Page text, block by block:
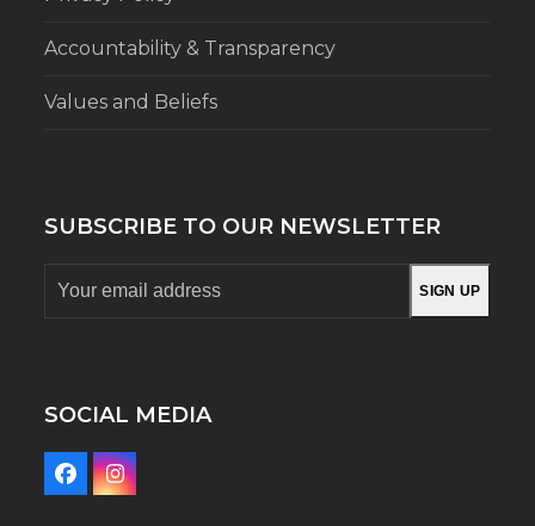
Accountability & Transparency
Values and Beliefs
SUBSCRIBE TO OUR NEWSLETTER
SIGN UP
SOCIAL MEDIA
FacebookInstagram